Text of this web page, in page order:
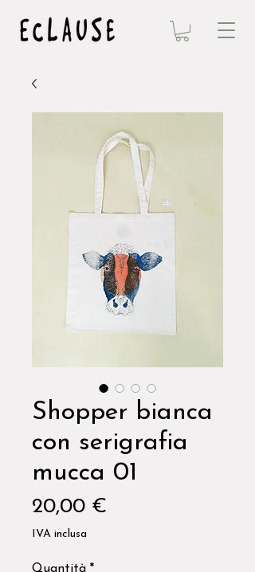
Shopper bianca
con serigrafia
mucca 01
20,00 €
IVA inclusa
Quantità *